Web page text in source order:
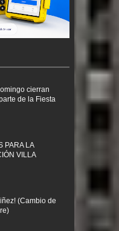
cierran
de la Fiesta
PARA LA
VILLA
(Cambio de